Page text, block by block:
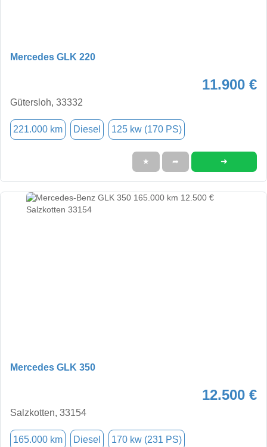
Mercedes GLK 220
11.900 €
Gütersloh, 33332
221.000 km Diesel 125 kw (170 PS)
★ ➦ ➜
Mercedes GLK 350
12.500 €
Salzkotten, 33154
165.000 km Diesel 170 kw (231 PS)